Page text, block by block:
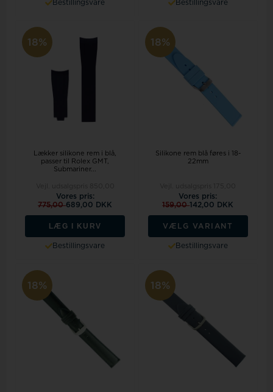
Bestillingsvare Bestillingsvare
18%
Lækker silikone rem i blå,
passer til Rolex GMT,
Submariner...
Vores pris:
775,00689,00 DKK
LÆG I KURV
Bestillingsvare
18%
Silikone rem blå føres i 18-
22mm
Vores pris:
159,00142,00 DKK
VÆLG VARIANT
Bestillingsvare
18% 18%